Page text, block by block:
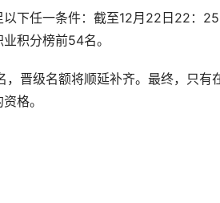
下任一条件：截至12月22日22：
积分榜前54名。
晋级名额将顺延补齐。最终，只有
格。